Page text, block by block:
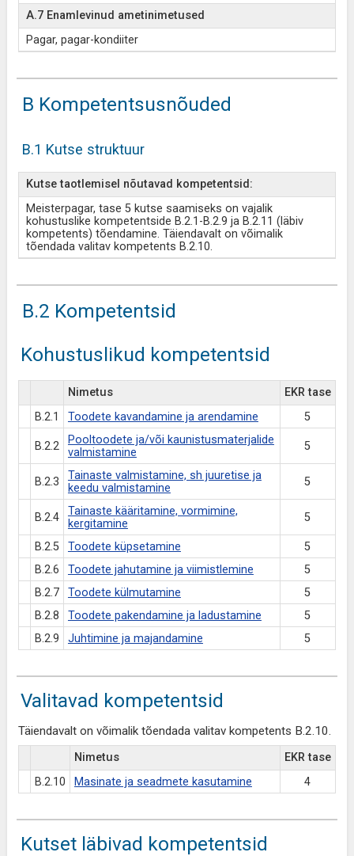
A.7 Enamlevinud ametinimetused
Pagar, pagar-kondiiter
B Kompetentsusnõuded
B.1 Kutse struktuur
Kutse taotlemisel nõutavad kompetentsid:
Meisterpagar, tase 5 kutse saamiseks on vajalik
kohustuslike kompetentside B.2.1-B.2.9 ja B.2.11 (läbiv
kompetents) tõendamine. Täiendavalt on võimalik
tõendada valitav kompetents B.2.10.
B.2 Kompetentsid
Kohustuslikud kompetentsid
Nimetus
EKR tase
B.2.1
Toodete kavandamine ja arendamine 5
B.2.2
Pooltoodete ja/või kaunistusmaterjalide
valmistamine
5
B.2.3
Tainaste valmistamine, sh juuretise ja
keedu valmistamine
5
B.2.4
Tainaste kääritamine, vormimine,
kergitamine
5
B.2.5 Toodete küpsetamine
5
B.2.6
Toodete jahutamine ja viimistlemine
5
B.2.7
Toodete külmutamine
5
B.2.8
Toodete pakendamine ja ladustamine
5
B.2.9
Juhtimine ja majandamine 5
Valitavad kompetentsid
Täiendavalt on võimalik tõendada valitav kompetents B.2.10.
Nimetus
EKR tase
B.2.10
Masinate ja seadmete kasutamine 4
Kutset läbivad kompetentsid